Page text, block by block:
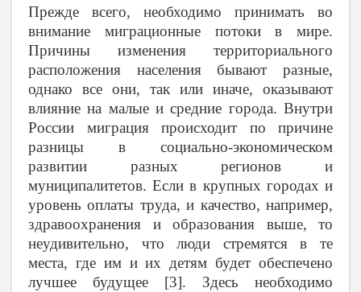
Прежде всего, необходимо принимать во
внимание миграционные потоки в мире.
Причины изменения территориального
расположения населения бывают разные,
однако все они, так или иначе, оказывают
влияние на малые и средние города. Внутри
России миграция происходит по причине
разницы в социально-экономическом
развитии разных регионов и
муниципалитетов. Если в крупных городах и
уровень оплаты труда, и качество, например,
здравоохранения и образования выше, то
неудивительно, что люди стремятся в те
места, где им и их детям будет обеспечено
лучшее будущее [3]. Здесь необходимо